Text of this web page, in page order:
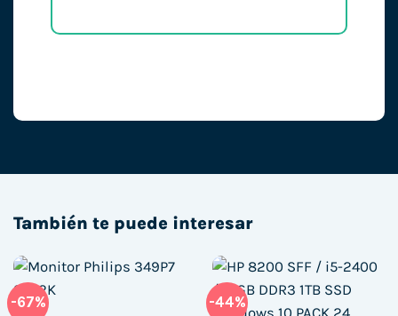
También te puede interesar
-67% -44%